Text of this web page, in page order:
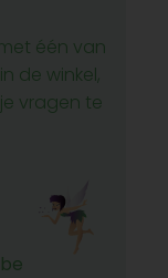
één van
de winkel,
vragen te